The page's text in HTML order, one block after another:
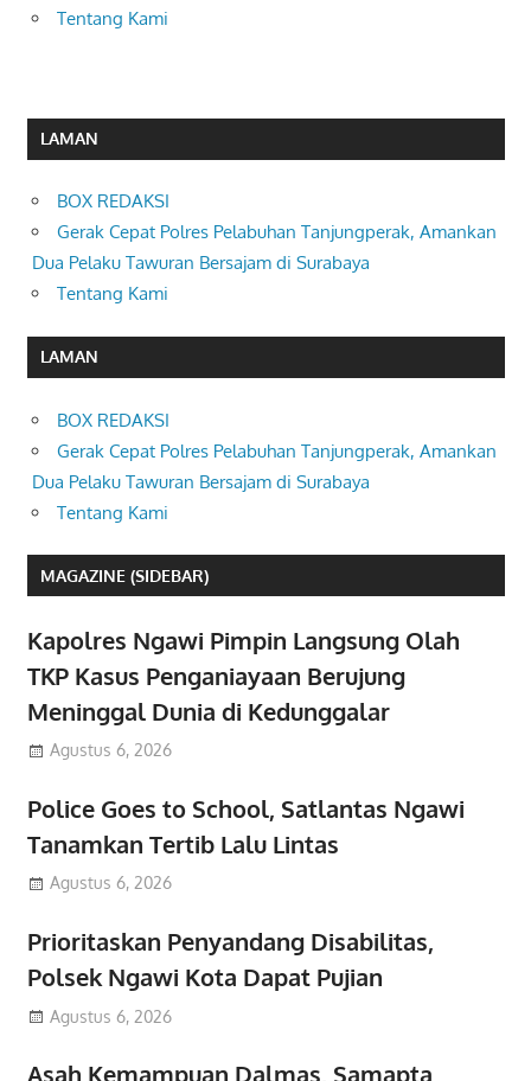
Tentang Kami
LAMAN
BOX REDAKSI
Gerak Cepat Polres Pelabuhan Tanjungperak, Amankan
Dua Pelaku Tawuran Bersajam di Surabaya
Tentang Kami
LAMAN
BOX REDAKSI
Gerak Cepat Polres Pelabuhan Tanjungperak, Amankan
Dua Pelaku Tawuran Bersajam di Surabaya
Tentang Kami
MAGAZINE (SIDEBAR)
Kapolres Ngawi Pimpin Langsung Olah
TKP Kasus Penganiayaan Berujung
Meninggal Dunia di Kedunggalar
Agustus 6, 2026
Police Goes to School, Satlantas Ngawi
Tanamkan Tertib Lalu Lintas
Agustus 6, 2026
Prioritaskan Penyandang Disabilitas,
Polsek Ngawi Kota Dapat Pujian
Agustus 6, 2026
Asah Kemampuan Dalmas, Samapta